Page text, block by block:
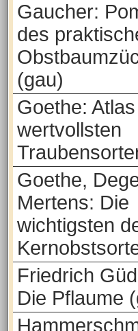
Gaucher:
des
(gau)
Goethe:
wertvollsten
Goethe,
Mertens: Die
wichtigsten
Friedrich
Die Pflaume